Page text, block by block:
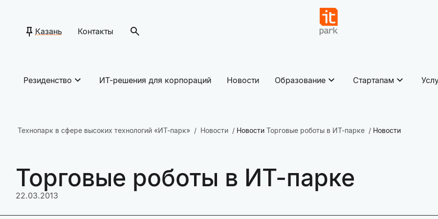
Казань Контакты
Резиденство ИТ-решения для корпораций Новости Образование Стартапам
Технопарк в сфере высоких технологий «ИТ-парк» Новости Новости Торговые роботы в ИТ-парке Новости
Торговые роботы в ИТ-парке
22.03.2013